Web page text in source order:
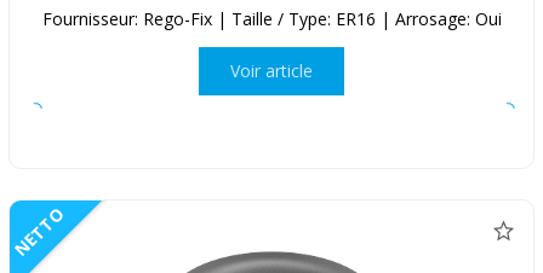
Fournisseur: Rego-Fix | Taille / Type: ER16 | Arrosage: Oui
Voir article
NETTO